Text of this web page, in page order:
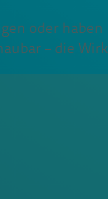
oder
– die